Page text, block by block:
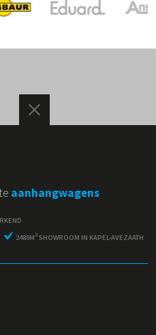
aanhangwagens
2480M 2SHOWROOM IN KAPEL-AVEZAATH